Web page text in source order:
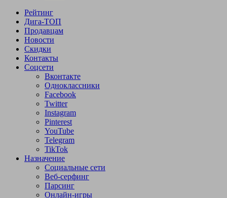
Рейтинг
Дига-ТОП
Продавцам
Новости
Скидки
Контакты
Соцсети
Вконтакте
Одноклассники
Facebook
Twitter
Instagram
Pinterest
YouTube
Telegram
TikTok
Назначение
Социальные сети
Веб-серфинг
Парсинг
Онлайн-игры